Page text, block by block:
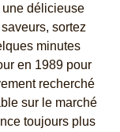
délicieuse
sortez
minutes
en 1989 pour
recherché
sur le marché
toujours plus